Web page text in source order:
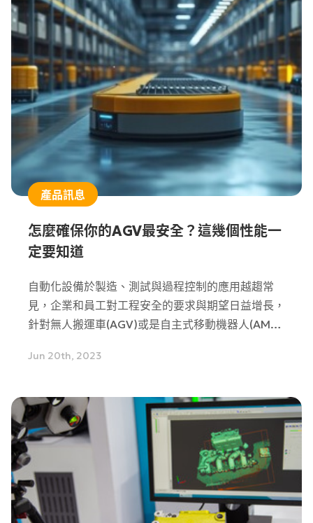
產品訊息
怎麼確保你的AGV最安全？這幾個性能一
定要知道
自動化設備於製造、測試與過程控制的應用越趨常
見，企業和員工對工程安全的要求與期望日益增長，
針對無人搬運車(AGV)或是自主式移動機器人(AMR)
證其安全性能，例如CE，SIL，PL。本文將對此三個
Jun 20th, 2023